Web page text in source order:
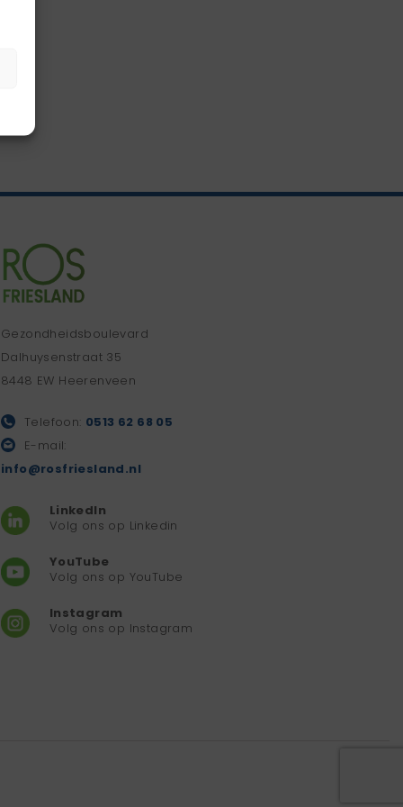
Gezondheidsboulevard
Dalhuysenstraat 35
8448 EW Heerenveen
Telefoon: 0513 62 68 05
E-mail:
info@rosfriesland.nl
LinkedIn
Volg ons op Linkedin
YouTube
Volg ons op YouTube
Instagram
Volg ons op Instagram